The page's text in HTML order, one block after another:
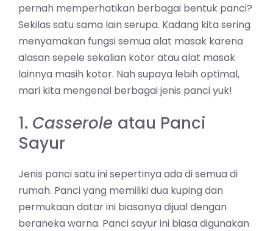
pernah memperhatikan berbagai bentuk panci?
Sekilas satu sama lain serupa. Kadang kita sering
menyamakan fungsi semua alat masak karena
alasan sepele sekalian kotor atau alat masak
lainnya masih kotor. Nah supaya lebih optimal,
mari kita mengenal berbagai jenis panci yuk!
1. Casserole atau Panci
Sayur
Jenis panci satu ini sepertinya ada di semua di
rumah. Panci yang memiliki dua kuping dan
permukaan datar ini biasanya dijual dengan
beraneka warna. Panci sayur ini biasa digunakan